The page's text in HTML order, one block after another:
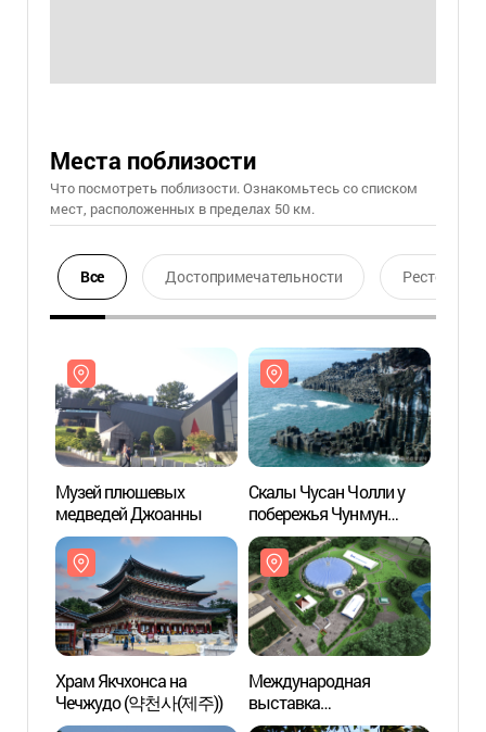
Места поблизости
Что посмотреть поблизости. Ознакомьтесь со списком
мест, расположенных в пределах 50 км.
Все Достопримечательности Ресторан
Музей плюшевых
медведей Джоанны
Скалы Чусан Чолли у
побережья Чунмун
Дэпхо
Храм Якчхонса на
Чечжудо (약천사(제주))
Международная
выставка
электромобилей